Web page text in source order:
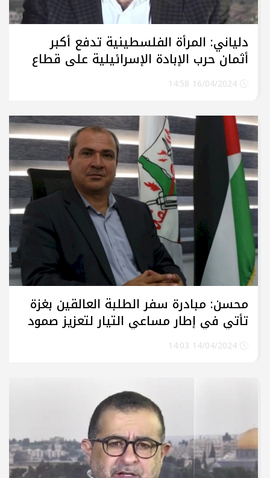
دلياني: المرأة الفلسطينية تدفع أكبر
أثمان حرب الإبادة الإسرائيلية على قطاع
غزة
محسن: مبادرة سفر الطلبة العالقين بغزة
تأتي في إطار مساعي التيار لتعزيز صمود
أبناء شعبنا